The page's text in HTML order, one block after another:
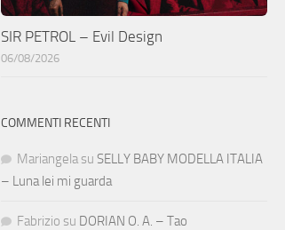
SIR PETROL – Evil Design
06/08/2026
COMMENTI RECENTI
Mariangela su SELLY BABY MODELLA ITALIA
– Luna lei mi guarda
Fabrizio su DORIAN O. A. – Tao